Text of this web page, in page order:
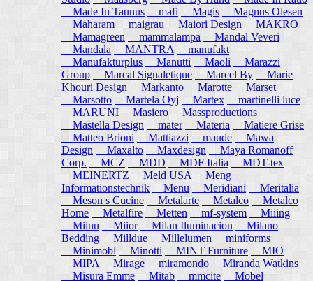
Made In Taunus
mafi Magis
Magnus Olesen
Maharam
maigrau Maiori Design
MAKRO
Mamagreen
mammalampa
Mandal Veveri
Mandala
MANTRA
manufakt
Manufakturplus
Manutti Maoli
Marazzi
Group
Marcal Signaletique Marcel By
Marie
Khouri Design
Markanto Marotte
Marset
Marsotto
Martela Oyj Martex
martinelli luce
MARUNI
Masiero
Massproductions
Mastella Design
mater Materia
Matiere Grise
Matteo Brioni
Mattiazzi maude
Mawa
Design
Maxalto Maxdesign
Maya Romanoff
Corp.
MCZ MDD MDF Italia
MDT-tex
MEINERTZ
Meld USA
Meng
Informationstechnik
Menu Meridiani
Meritalia
Meson s Cucine
Metalarte Metalco
Metalco
Home Metalfire Metten mf-system
Miiing
Miinu
Miior Milan Iluminacion
Milano
Bedding
Milldue Millelumen
miniforms
Minimobl Minotti MINT Furniture
MIO
MIPA
Mirage miramondo
Miranda Watkins
Misura Emme
Mitab mmcite
Mobel